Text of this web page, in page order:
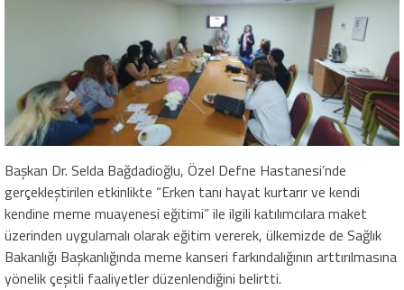
Başkan Dr. Selda Bağdadioğlu, Özel Defne Hastanesi’nde
gerçekleştirilen etkinlikte “Erken tanı hayat kurtarır ve kendi
kendine meme muayenesi eğitimi” ile ilgili katılımcılara maket
üzerinden uygulamalı olarak eğitim vererek, ülkemizde de Sağlık
Bakanlığı Başkanlığında meme kanseri farkındalığının arttırılmasına
yönelik çeşitli faaliyetler düzenlendiğini belirtti.